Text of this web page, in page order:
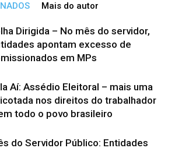
Mais do autor
Dirigida – No mês do servidor,
apontam excesso de
em MPs
Aí: Assédio Eleitoral – mais uma
nos direitos do trabalhador
todo o povo brasileiro
do Servidor Público: Entidades